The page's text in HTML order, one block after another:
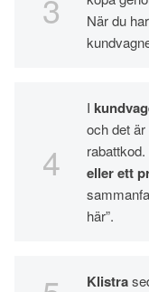
När du
I
och det
rabattkod.
eller ett
här”.
Klistra